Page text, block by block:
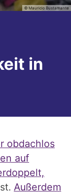
© Mauricio Bustamante
in
obdachlos
auf
Außerdem